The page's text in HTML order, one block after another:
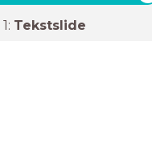
1: Tekstslide